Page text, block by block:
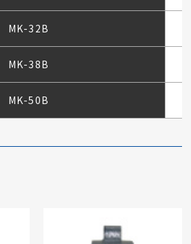
MK-32B
MK-38B
MK-50B